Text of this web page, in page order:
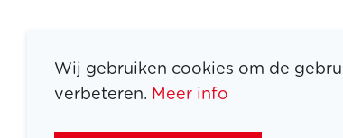
Wij gebruiken cookies om de
verbeteren. Meer info